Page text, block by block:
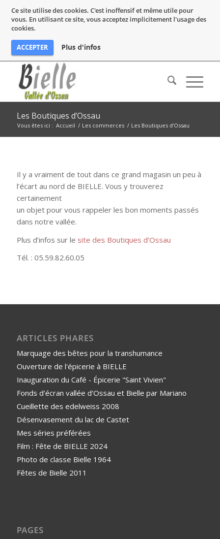
Ce site utilise des cookies. C'est inoffensif et même utile pour
vous. En utilisant ce site, vous acceptez implicitement l'usage des
cookies.
ACCEPTER Plus d'infos
Les Boutiques d’Ossau
Vous êtes ici : Accueil / Les commerces / Les Boutiques d’Ossau
Il y a vraiment de tout dans ce grand magasin un peu à
l’écart au nord de BIELLE. Vous y trouverez
certainement
un objet pour vous rappeler les bon moments passés
dans notre vallée.
Plus d’infos sur le site des Boutiques d’Ossau
Tél. : 05.59.82.60.05
ARTICLES PHARES
Marquage des bêtes pour la transhumance
Ouverture de l'épicerie à BIELLE
Inauguration du Café - Épicerie "Saint Vivien"
Fonds d'écran vallée d'Ossau et Bielle par Mariano
Cueillette des edelweiss 2008
Désenvasement du lac de Castet
Mes séries préférées
Film : Fête de BIELLE 2024
Photo de classe Bielle 1964
Fêtes de Bielle 2011
PAGES